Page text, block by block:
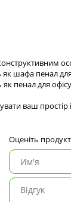
як шафа
пенал для
ваш простір
Оценіть продукт